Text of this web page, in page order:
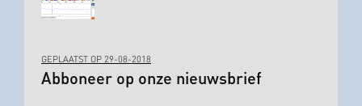
GEPLAATST OP 29-08-2018
Abboneer op onze nieuwsbrief